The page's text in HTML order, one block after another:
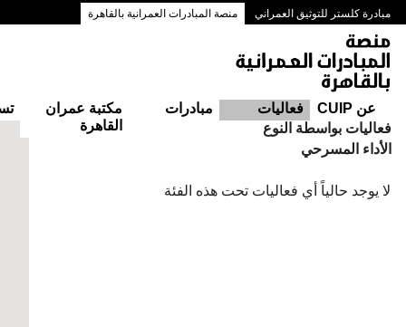
مبادرة كلستر للتوثيق العمراني منصة المبادرات العمرانية بالقاهرة
ممرات وسط البلد بالقاهرة
عن CUIP فعاليات مبادرات
مكتبة عمران
القاهرة
فعاليات بواسطة النوع
الأداء المسرحي
لا يوجد حالياً أي فعاليات تحت هذه الفئة